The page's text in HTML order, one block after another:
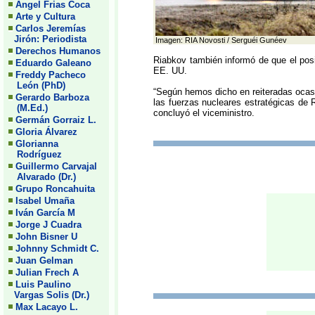
Angel Frias Coca
Arte y Cultura
Carlos Jeremías
Jirón: Periodista
Derechos Humanos
Eduardo Galeano
Freddy Pacheco
León (PhD)
Gerardo Barboza
(M.Ed.)
Germán Gorraiz L.
Gloria Álvarez
Glorianna
Rodríguez
Guillermo Carvajal
Alvarado (Dr.)
Grupo Roncahuita
Isabel Umaña
Iván García M
Jorge J Cuadra
John Bisner U
Johnny Schmidt C.
Juan Gelman
Julian Frech A
Luis Paulino
Vargas Solis (Dr.)
Max Lacayo L.
Imagen: RIA Novosti / Serguéi Gunéev
Riabkov también informó de que el
EE. UU.
“Según hemos dicho en reiteradas
las fuerzas nucleares estratégicas de
concluyó el viceministro.